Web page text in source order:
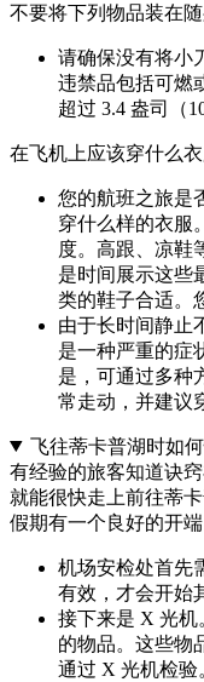
不要将下列物品装在随
请确保没有将小
违禁品包括可燃
超过 3.4 盎司（
在飞机上应该穿什么衣
您的航班之旅是
穿什么样的衣服
度。高跟、凉鞋
是时间展示这些
类的鞋子合适。
由于长时间静止
是一种严重的症
是，可通过多种
常走动，并建议
飞往蒂卡普湖时如
有经验的旅客知道诀
就能很快走上前往蒂
假期有一个良好的开端
机场安检处首先
有效，才会开始
接下来是 X 光机
的物品。这些物
通过 X 光机检验